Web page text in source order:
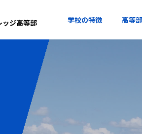
ッジ高等部 学校の特徴 高等